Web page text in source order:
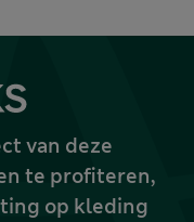
van deze
te profiteren,
op kleding